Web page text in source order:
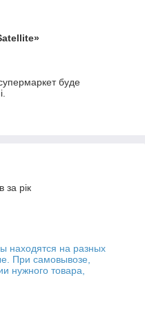
буде
за рік
находятся на разных
При самовывозе,
нужного товара,